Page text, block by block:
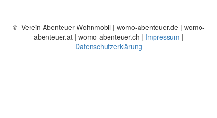
© Verein Abenteuer Wohnmobil | womo-abenteuer.de | womo-
abenteuer.at | womo-abenteuer.ch | Impressum |
Datenschutzerklärung